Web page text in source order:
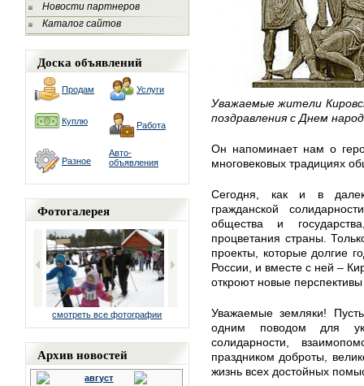
Новости партнеров
Каталог сайтов
Доска объявлений
Продам Услуги
Куплю Работа
Разное
Авто-
объявления
Фотогалерея
смотреть все фотографии
Архив новостей
август
Уважаемые жители
поздравления с Днем
Он напоминает нам о
многовековых традициях
Сегодня, как и в
гражданской
общества и
процветания страны.
проекты, которые долгие
России, и вместе с ней –
откроют новые перспективы
Уважаемые земляки!
одним поводом для
солидарности,
праздником доброты,
жизнь всех достойных